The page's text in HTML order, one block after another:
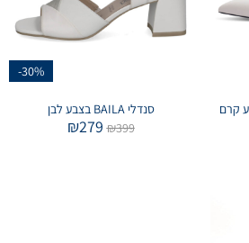
-30%
סנדלי BAILA בצבע לבן
₪399
₪279